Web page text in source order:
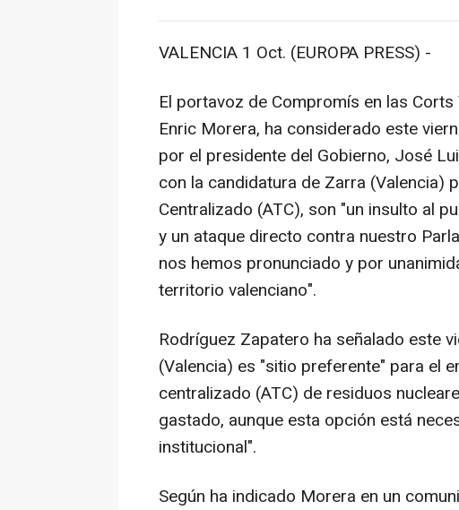
VALENCIA 1 Oct. (EUROPA PRESS) -
El portavoz de Compromís en las
Enric Morera, ha considerado este
por el presidente del Gobierno, José
con la candidatura de Zarra (Valencia)
Centralizado (ATC), son "un insulto al
y un ataque directo contra nuestro
nos hemos pronunciado y por
territorio valenciano".
Rodríguez Zapatero ha señalado este
(Valencia) es "sitio preferente" para el
centralizado (ATC) de residuos
gastado, aunque esta opción está
institucional".
Según ha indicado Morera en un